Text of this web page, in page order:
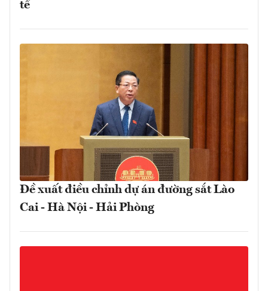
tế
Đề xuất điều chỉnh dự án đường sắt Lào
Cai - Hà Nội - Hải Phòng